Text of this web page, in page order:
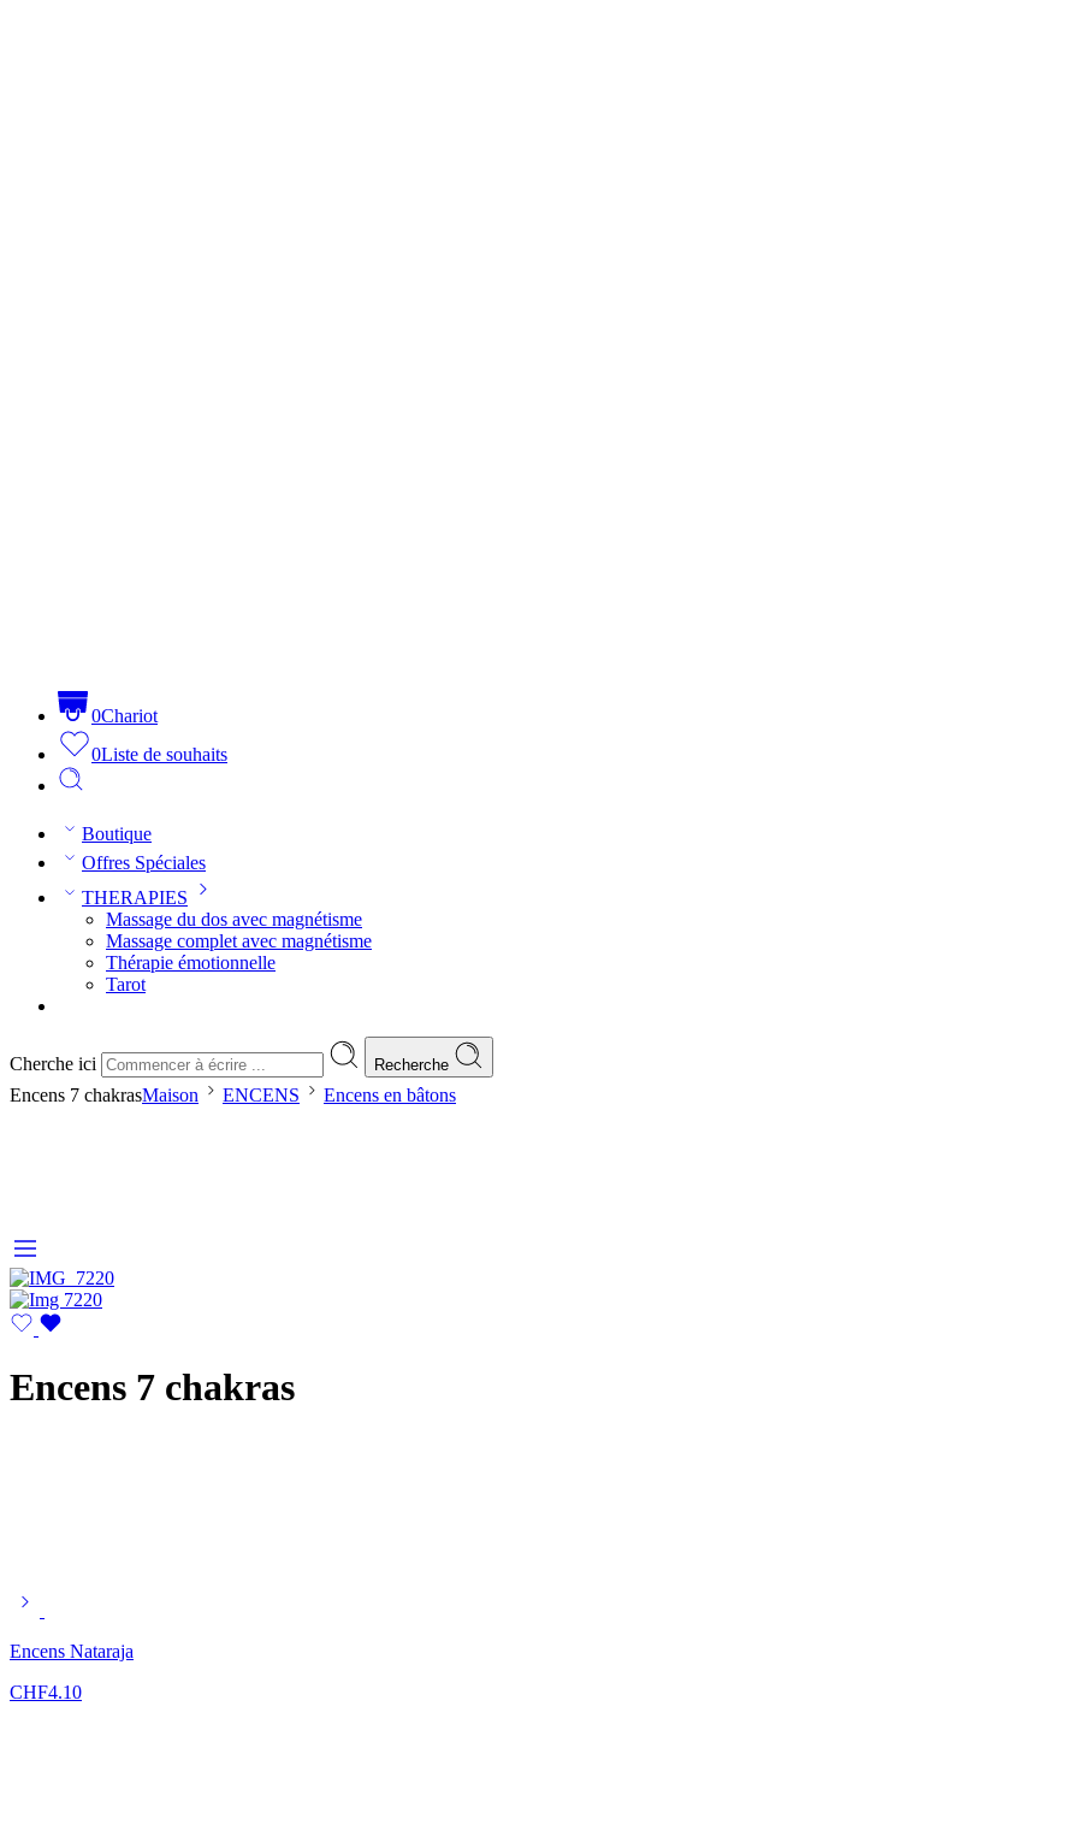
0Chariot
0Liste de souhaits
Boutique
Offres Spéciales
THERAPIES
Massage du dos avec magnétisme
Massage complet avec magnétisme
Thérapie émotionnelle
Tarot
Cherche ici Recherche
Encens 7 chakrasMaison ENCENS Encens en bâtons
Encens 7 chakras
Encens Nataraja
CHF4.10